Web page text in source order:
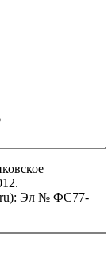
Эл № ФС77-